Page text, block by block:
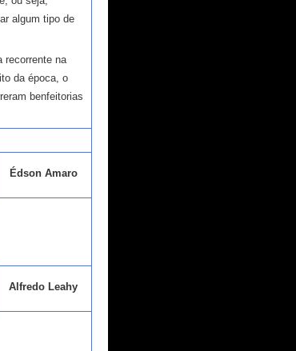
algum tipo de
recorrente na
da época, o
benfeitorias
Édson Amaro
Alfredo Leahy